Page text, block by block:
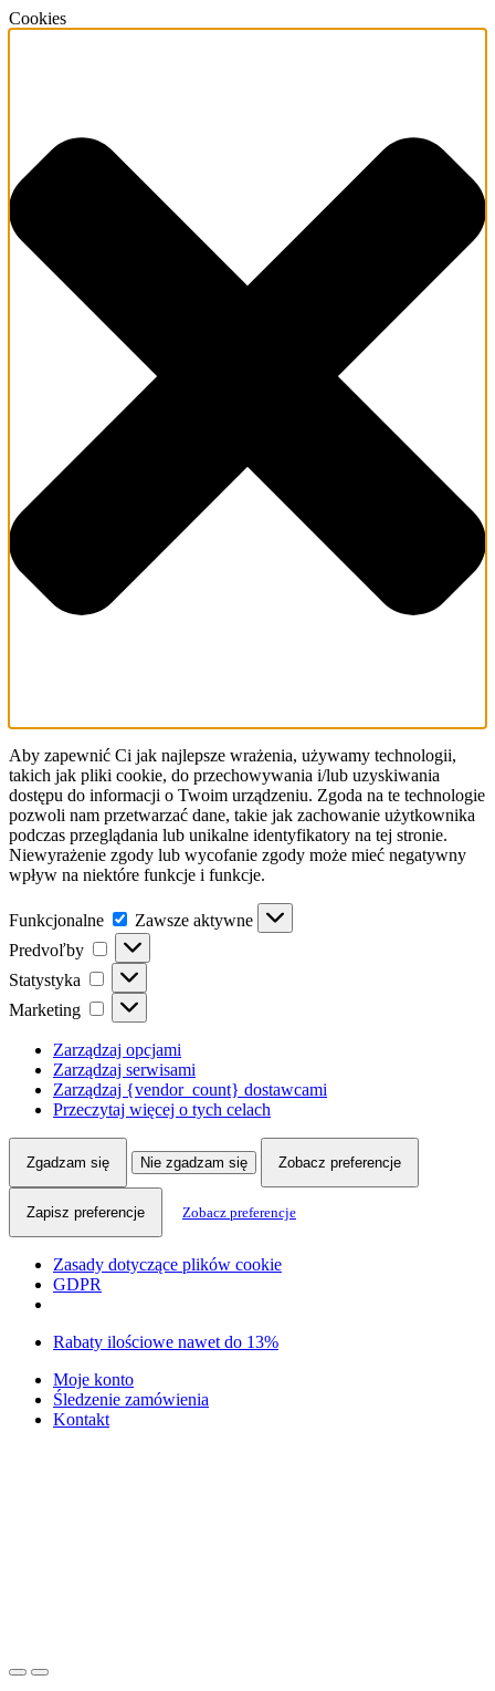
Cookies
Aby zapewnić Ci jak najlepsze wrażenia, używamy technologii,
takich jak pliki cookie, do przechowywania i/lub uzyskiwania
dostępu do informacji o Twoim urządzeniu. Zgoda na te technologie
pozwoli nam przetwarzać dane, takie jak zachowanie użytkownika
podczas przeglądania lub unikalne identyfikatory na tej stronie.
Niewyrażenie zgody lub wycofanie zgody może mieć negatywny
wpływ na niektóre funkcje i funkcje.
Funkcjonalne Funkcjonalne
Zawsze aktywne
Predvoľby
Predvoľby
Statystyka Statystyka
Marketing Marketing
Zarządzaj opcjami
Zarządzaj serwisami
Zarządzaj {vendor_count} dostawcami
Przeczytaj więcej o tych celach
Zgadzam się Nie zgadzam się Zobacz preferencje
Zapisz preferencje Zobacz preferencje
Zasady dotyczące plików cookie
GDPR
Skip
navigation
Skip
content
Rabaty ilościowe nawet do 13%
Moje konto
Śledzenie zamówienia
Kontakt
OpenClose